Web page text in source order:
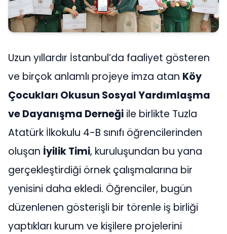
Uzun yıllardır İstanbul’da faaliyet gösteren
ve birçok anlamlı projeye imza atan Köy
Çocukları Okusun Sosyal Yardımlaşma
ve Dayanışma Derneği ile birlikte Tuzla
Atatürk İlkokulu 4-B sınıfı öğrencilerinden
oluşan İyilik Timi, kuruluşundan bu yana
gerçekleştirdiği örnek çalışmalarına bir
yenisini daha ekledi. Öğrenciler, bugün
düzenlenen gösterişli bir törenle iş birliği
yaptıkları kurum ve kişilere projelerini